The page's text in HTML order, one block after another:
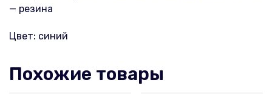
— резина
Цвет: синий
Похожие товары